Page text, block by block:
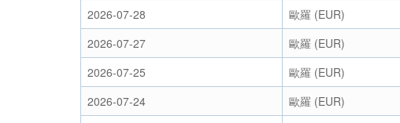
2026-07-28
歐羅 (EUR)
2026-07-27
歐羅 (EUR)
2026-07-25
歐羅 (EUR)
2026-07-24
歐羅 (EUR)